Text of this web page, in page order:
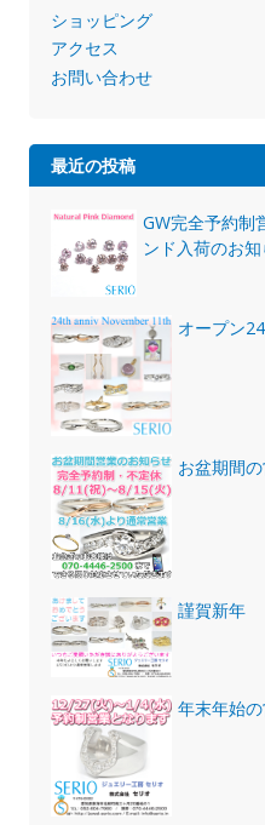
ショッピング
アクセス
お問い合わせ
最近の投稿
GW完全予約制
ンド入荷のお
オープン
お盆期間
謹賀新年
年末年始